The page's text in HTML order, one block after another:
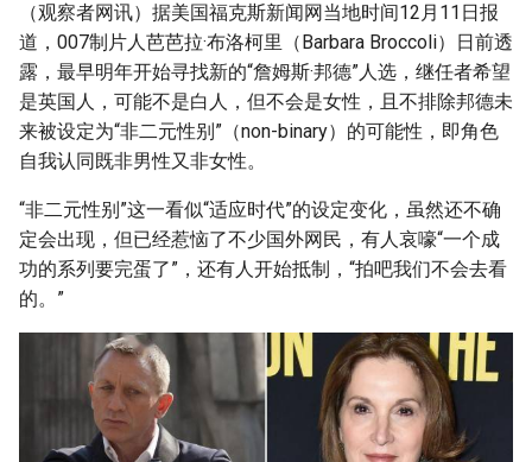
i
n
g
s
e
r
（观察者网讯）据美国福克斯新闻网当地时间12月11日报
道，007制片人芭芭拉·布洛柯里（Barbara Broccoli）日前透
露，最早明年开始寻找新的“詹姆斯·邦德”人选，继任者希望
是英国人，可能不是白人，但不会是女性，且不排除邦德未
来被设定为“非二元性别”（non-binary）的可能性，即角色
自我认同既非男性又非女性。
“非二元性别”这一看似“适应时代”的设定变化，虽然还不确
定会出现，但已经惹恼了不少国外网民，有人哀嚎“一个成
功的系列要完蛋了”，还有人开始抵制，“拍吧我们不会去看
的。”